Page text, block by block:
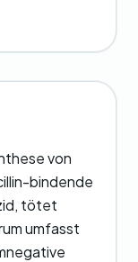
von
bindende
tötet
umfasst